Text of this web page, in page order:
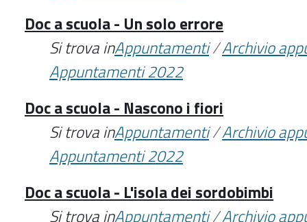
Doc a scuola - Un solo errore
Si trova inAppuntamenti/Archivio
Appuntamenti 2022
Doc a scuola - Nascono i fiori
Si trova inAppuntamenti/Archivio
Appuntamenti 2022
Doc a scuola - L'isola dei sordobimbi
Si trova inAppuntamenti/Archivio